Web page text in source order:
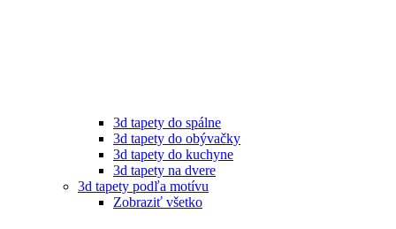
3d tapety do spálne
3d tapety do obývačky
3d tapety do kuchyne
3d tapety na dvere
3d tapety podľa motívu
Zobraziť všetko